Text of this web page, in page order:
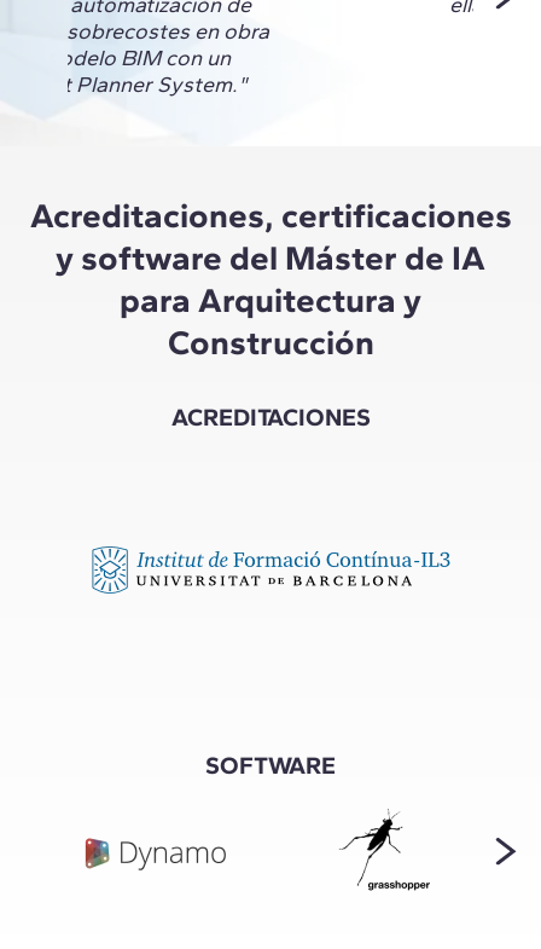
y sobrecostes en obra
un modelo BIM con un
y Last Planner System."
Acreditaciones, certificaciones
y software del Máster de IA
para Arquitectura y
Construcción
ACREDITACIONES
SOFTWARE